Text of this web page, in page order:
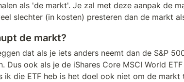
als 'de markt'. Je zal met deze aanpak de
slechter (in kosten) presteren dan de markt
de markt?
dat als je iets anders neemt dan de S&P
Dus ook als je de iShares Core MSCI World
ik die ETF heb is het doel ook niet om de markt